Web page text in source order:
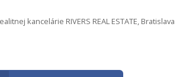
kancelárie RIVERS REAL ESTATE, Bratislava